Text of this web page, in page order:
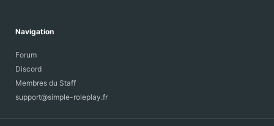
Navigation
Forum
Discord
Membres du Staff
support@simple-roleplay.fr